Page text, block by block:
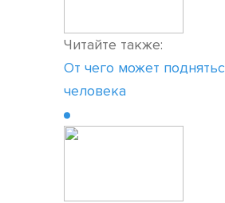
Читайте также:
От чего может
человека